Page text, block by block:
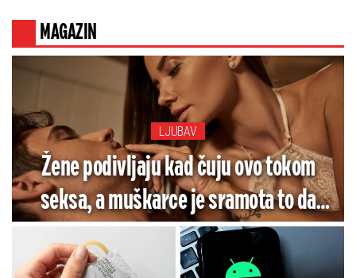
MAGAZIN
LJUBAV
Žene podivljaju kad čuju ovo tokom
seksa, a muškarce je sramota to da
rade